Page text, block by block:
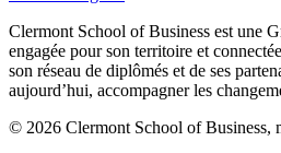
Clermont School of Business est une
engagée pour son territoire et
son réseau de diplômés et de ses
aujourd’hui, accompagner les
© 2026 Clermont School of Business,